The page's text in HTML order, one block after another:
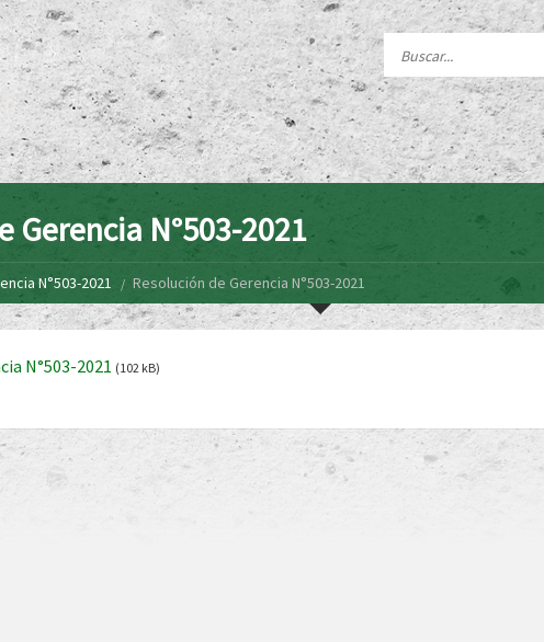
Gerencia N°503-2021
N°503-2021 Resolución de Gerencia N°503-2021
N°503-2021 (102 kB)